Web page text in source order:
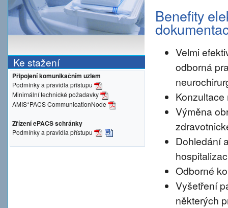
Ke stažení
Připojení komunikačním uzlem
Podmínky a pravidla přístupu
Minimální technické požadavky
AMIS*PACS CommunicationNode
Zřízení ePACS schránky
Podmínky a pravidla přístupu
Benefity
Velmi
odborná
Výměna
Dohledání
Odborné
Vyšetření
některých